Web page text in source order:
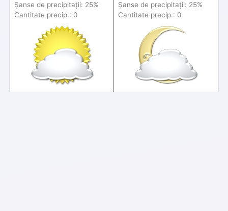
Șanse de precipitații: 25%
Cantitate precip.: 0
Șanse de precipitații: 25%
Cantitate precip.: 0